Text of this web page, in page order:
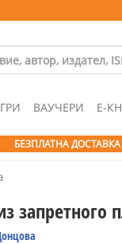
ВАУЧЕРИ Е-
БЕЗПЛАТНА
запретного